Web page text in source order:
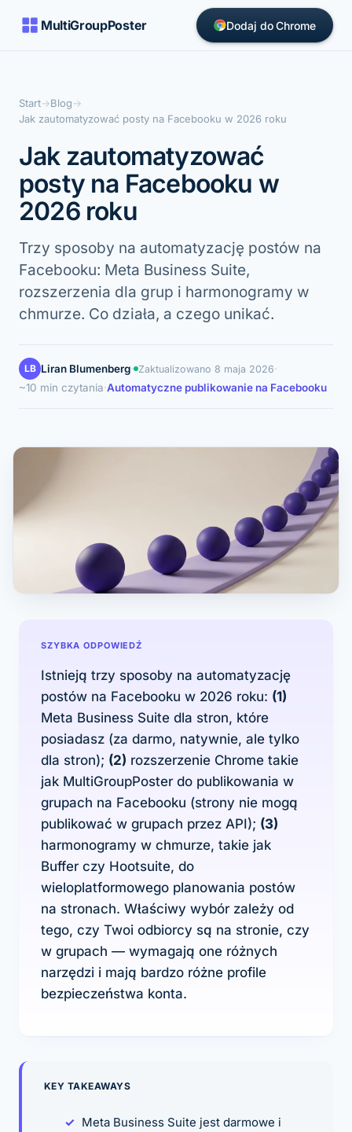
MultiGroupPoster Dodaj do Chrome
Start→Blog→
Jak zautomatyzować posty na Facebooku w 2026 roku
Jak zautomatyzować
posty na Facebooku w
2026 roku
Trzy sposoby na automatyzację postów na
Facebooku: Meta Business Suite,
rozszerzenia dla grup i harmonogramy w
chmurze. Co działa, a czego unikać.
LB Liran Blumenberg· Zaktualizowano 8 maja 2026·
~10 min czytania·Automatyczne publikowanie na Facebooku
SZYBKA ODPOWIEDŹ
Istnieją trzy sposoby na automatyzację
postów na Facebooku w 2026 roku: (1)
Meta Business Suite dla stron, które
posiadasz (za darmo, natywnie, ale tylko
dla stron); (2) rozszerzenie Chrome takie
jak MultiGroupPoster do publikowania w
grupach na Facebooku (strony nie mogą
publikować w grupach przez API); (3)
harmonogramy w chmurze, takie jak
Buffer czy Hootsuite, do
wieloplatformowego planowania postów
na stronach. Właściwy wybór zależy od
tego, czy Twoi odbiorcy są na stronie, czy
w grupach — wymagają one różnych
narzędzi i mają bardzo różne profile
bezpieczeństwa konta.
KEY TAKEAWAYS
Meta Business Suite jest darmowe i